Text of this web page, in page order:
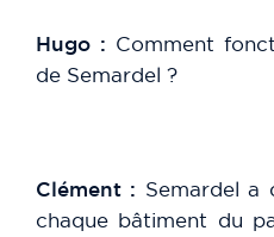
Hugo : Comment
de Semardel ?
Clément : Semardel a
chaque bâtiment du